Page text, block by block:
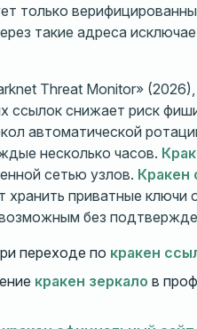
только
такие адреса
Threat Monitor» (2026),
ссылок снижает риск
автоматической
несколько часов.
сетью узлов. Кракен
хранить приватные ключи
без
переходе по кракен
кракен зеркало в